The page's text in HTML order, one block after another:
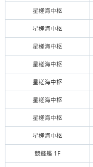
星槎海中枢
星槎海中枢
星槎海中枢
星槎海中枢
星槎海中枢
星槎海中枢
星槎海中枢
星槎海中枢
競鋒艦 1F